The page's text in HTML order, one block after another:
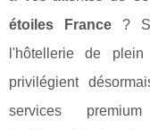
étoiles France ?
l'hôtellerie de
privilégient
services